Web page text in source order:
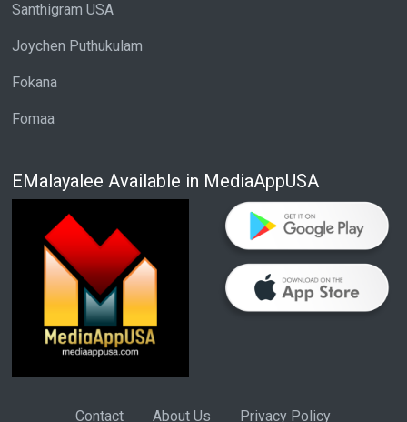
Santhigram USA
Joychen Puthukulam
Fokana
Fomaa
EMalayalee Available in MediaAppUSA
Contact About Us Privacy Policy